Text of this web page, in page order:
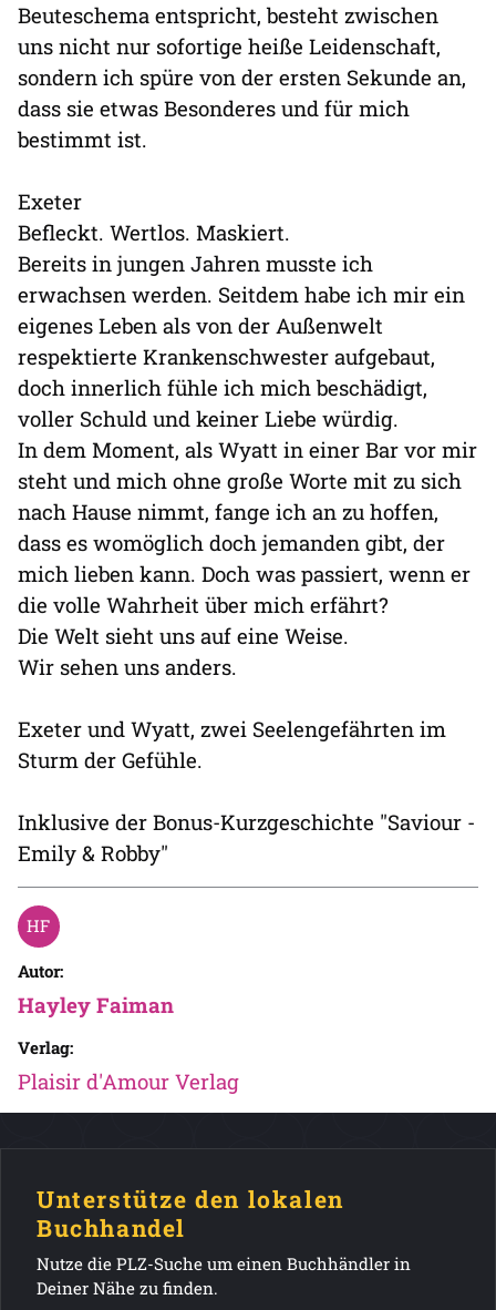
Beuteschema entspricht, besteht zwischen
uns nicht nur sofortige heiße Leidenschaft,
sondern ich spüre von der ersten Sekunde an,
dass sie etwas Besonderes und für mich
bestimmt ist.
Exeter
Befleckt. Wertlos. Maskiert.
Bereits in jungen Jahren musste ich
erwachsen werden. Seitdem habe ich mir ein
eigenes Leben als von der Außenwelt
respektierte Krankenschwester aufgebaut,
doch innerlich fühle ich mich beschädigt,
voller Schuld und keiner Liebe würdig.
In dem Moment, als Wyatt in einer Bar vor mir
steht und mich ohne große Worte mit zu sich
nach Hause nimmt, fange ich an zu hoffen,
dass es womöglich doch jemanden gibt, der
mich lieben kann. Doch was passiert, wenn er
die volle Wahrheit über mich erfährt?
Die Welt sieht uns auf eine Weise.
Wir sehen uns anders.
Exeter und Wyatt, zwei Seelengefährten im
Sturm der Gefühle.
Inklusive der Bonus-Kurzgeschichte "Saviour -
Emily & Robby"
Autor:
Hayley Faiman
Verlag:
Plaisir d'Amour Verlag
Unterstütze den lokalen
Buchhandel
Nutze die PLZ-Suche um einen Buchhändler in
Deiner Nähe zu finden.